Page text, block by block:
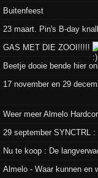
Buitenfeest
23 maart. Pin's B-day
GAS MET DIE ZOOI!!!!!
Beetje dooie bende hier
17 november en 29
Weer meer Almelo
29 september SYNCTRL
Nu te koop : De
Almelo - Waar kunnen en